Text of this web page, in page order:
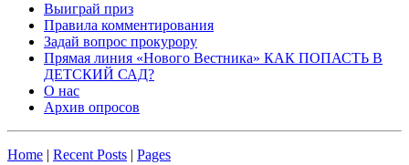
Выиграй приз
Правила комментирования
Задай вопрос прокурору
Прямая линия «Нового Вестника» КАК ПОПАСТЬ В
ДЕТСКИЙ САД?
О нас
Архив опросов
Home | Recent Posts | Pages